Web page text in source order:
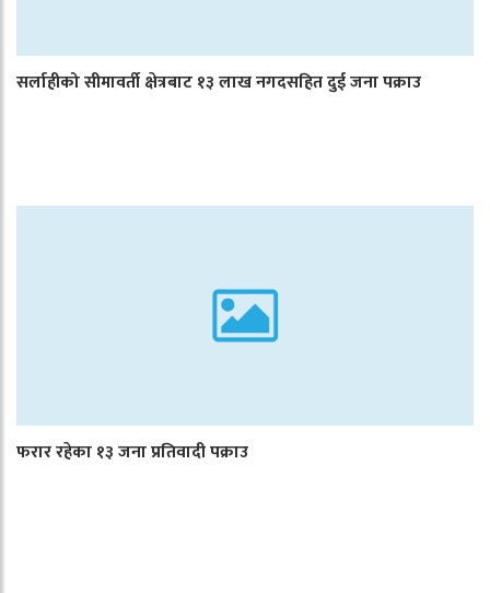
सर्लाहीको सीमावर्ती क्षेत्रबाट १३ लाख नगदसहित दुई जना पक्राउ
फरार रहेका १३ जना प्रतिवादी पक्राउ